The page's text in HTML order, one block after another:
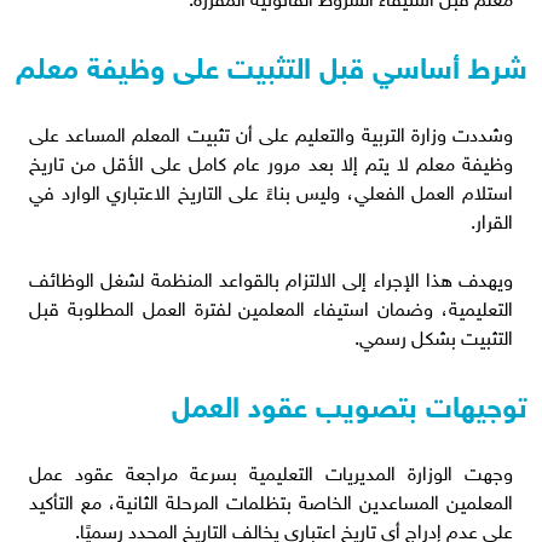
شرط أساسي قبل التثبيت على وظيفة معلم
وشددت وزارة التربية والتعليم على أن تثبيت المعلم المساعد على
وظيفة معلم لا يتم إلا بعد مرور عام كامل على الأقل من تاريخ
استلام العمل الفعلي، وليس بناءً على التاريخ الاعتباري الوارد في
القرار.
ويهدف هذا الإجراء إلى الالتزام بالقواعد المنظمة لشغل الوظائف
التعليمية، وضمان استيفاء المعلمين لفترة العمل المطلوبة قبل
التثبيت بشكل رسمي.
توجيهات بتصويب عقود العمل
وجهت الوزارة المديريات التعليمية بسرعة مراجعة عقود عمل
المعلمين المساعدين الخاصة بتظلمات المرحلة الثانية، مع التأكيد
على عدم إدراج أي تاريخ اعتباري يخالف التاريخ المحدد رسميًا.